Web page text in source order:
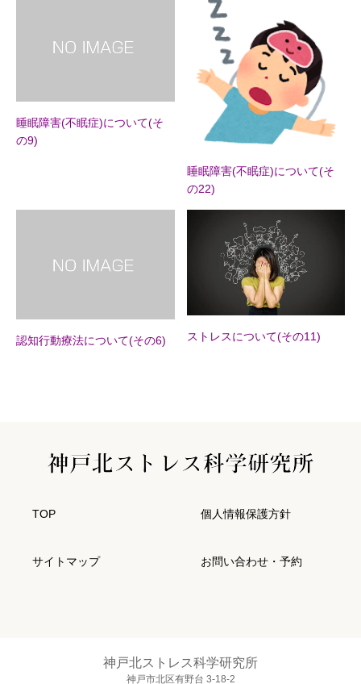
睡眠障害(不眠症)について(そ
の9)
睡眠障害(不眠症)について(そ
の22)
認知行動療法について(その6) ストレスについて(その11)
TOP 個人情報保護方針
サイトマップ お問い合わせ・予約
神戸北ストレス科学研究所
神戸市北区有野台 3-18-2